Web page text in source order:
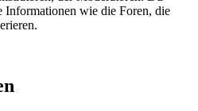
Informationen wie die Foren, die